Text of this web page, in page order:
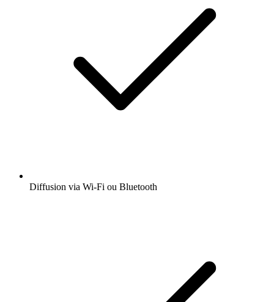
Diffusion via Wi-Fi ou Bluetooth